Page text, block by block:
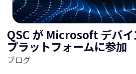
QSC が Microsoft デバイ
プラットフォームに参加
ブログ